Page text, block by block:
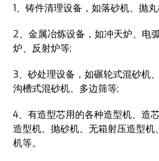
1、铸件清理设备，如落砂机、抛
2、金属冶炼设备，如冲天炉、电
炉、反射炉等;
3、砂处理设备，如碾轮式混砂机
沟槽式混砂机、多边筛等;
4、有造型芯用的各种造型机、造
造型机、抛砂机、无箱射压造型机
机等。